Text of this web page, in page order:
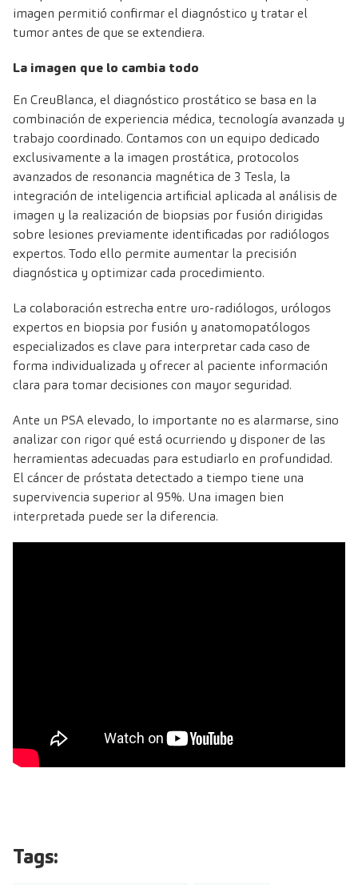
imagen permitió confirmar el diagnóstico y tratar el
tumor antes de que se extendiera.
La imagen que lo cambia todo
En CreuBlanca, el diagnóstico prostático se basa en la
combinación de experiencia médica, tecnología avanzada y
trabajo coordinado. Contamos con un equipo dedicado
exclusivamente a la imagen prostática, protocolos
avanzados de resonancia magnética de 3 Tesla, la
integración de inteligencia artificial aplicada al análisis de
imagen y la realización de biopsias por fusión dirigidas
sobre lesiones previamente identificadas por radiólogos
expertos. Todo ello permite aumentar la precisión
diagnóstica y optimizar cada procedimiento.
La colaboración estrecha entre uro-radiólogos, urólogos
expertos en biopsia por fusión y anatomopatólogos
especializados es clave para interpretar cada caso de
forma individualizada y ofrecer al paciente información
clara para tomar decisiones con mayor seguridad.
Ante un PSA elevado, lo importante no es alarmarse, sino
analizar con rigor qué está ocurriendo y disponer de las
herramientas adecuadas para estudiarlo en profundidad.
El cáncer de próstata detectado a tiempo tiene una
supervivencia superior al 95%. Una imagen bien
interpretada puede ser la diferencia.
Tags: